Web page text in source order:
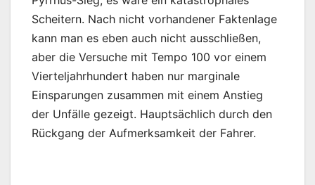
Scheitern. Nach nicht vorhandener Faktenlage
kann man es eben auch nicht ausschließen,
aber die Versuche mit Tempo 100 vor einem
Vierteljahrhundert haben nur marginale
Einsparungen zusammen mit einem Anstieg
der Unfälle gezeigt. Hauptsächlich durch den
Rückgang der Aufmerksamkeit der Fahrer.